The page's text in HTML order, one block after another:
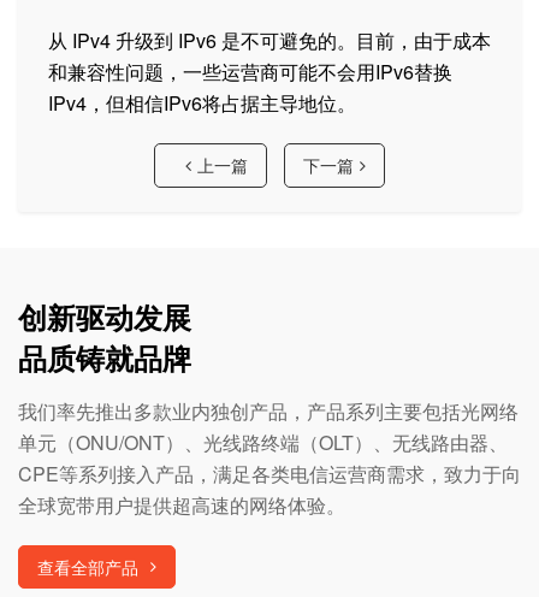
从 IPv4 升级到 IPv6 是不可避免的。目前，由于成本
和兼容性问题，一些运营商可能不会用IPv6替换
IPv4，但相信IPv6将占据主导地位。
上一篇 下一篇
创新驱动发展
品质铸就品牌
我们率先推出多款业内独创产品，产品系列主要包括光网络
单元（ONU/ONT）、光线路终端（OLT）、无线路由器、
CPE等系列接入产品，满足各类电信运营商需求，致力于向
全球宽带用户提供超高速的网络体验。
查看全部产品